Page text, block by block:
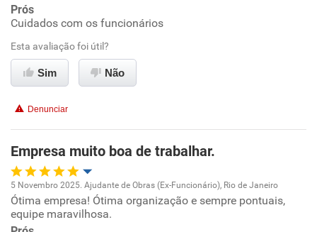
Ambiente de trabalho
Conciliação com a vida familiar
Recomenda a diretoria
Prós
Cuidados com os funcionários
Esta avaliação foi útil?
Sim Não
Denunciar
Empresa muito boa de trabalhar.
Oportunidade de promoção
5 Novembro 2025. Ajudante de Obras (Ex-Funcionário), Rio de Janeiro
Ótima empresa! Ótima organização e sempre pontuais,
equipe maravilhosa.